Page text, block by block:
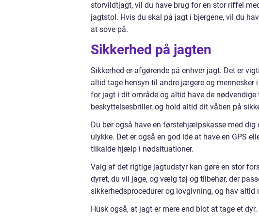
storvildtjagt, vil du have brug for en stor riffel
jagtstol. Hvis du skal på jagt i bjergene, vil du
at sove på.
Sikkerhed på jagten
Sikkerhed er afgørende på enhver jagt. Det er
altid tage hensyn til andre jægere og
for jagt i dit område og altid have de
beskyttelsesbriller, og hold altid dit våben på
Du bør også have en førstehjælpskasse med
ulykke. Det er også en god idé at have en GPS
tilkalde hjælp i nødsituationer.
Valg af det rigtige jagtudstyr kan gøre en stor
dyret, du vil jage, og vælg tøj og tilbehør, der
sikkerhedsprocedurer og lovgivning, og hav
Husk også, at jagt er mere end blot at tage et